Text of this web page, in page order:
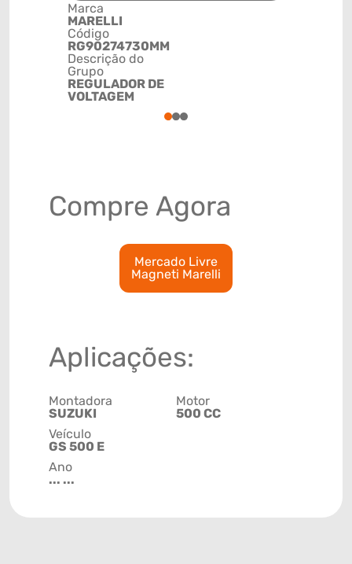
Marca
MARELLI
Código
RG90274730MM
Descrição do
Grupo
REGULADOR DE
VOLTAGEM
123
Compre Agora
Mercado Livre
Magneti Marelli
Aplicações:
Montadora
SUZUKI
Veículo
GS 500 E
Ano
... ...
Motor
500 CC